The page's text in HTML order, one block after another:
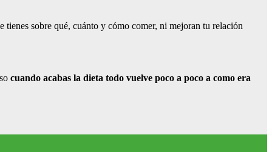
tienes sobre qué, cuánto y cómo comer, ni mejoran tu relación
cuando acabas la dieta todo vuelve poco a poco a como era